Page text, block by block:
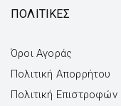
ΠΟΛΙΤΙΚΕΣ
Όροι Αγοράς
Πολιτική Απορρήτου
Πολιτική Επιστροφών